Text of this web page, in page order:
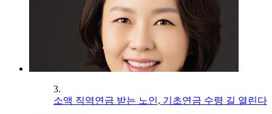
3.
소액 직역연금 받는 노인, 기초연금 수령 길 열린다